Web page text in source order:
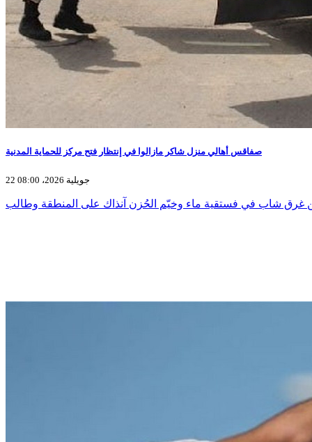
صفاقس أهالي منزل شاكر مازالوا في إنتظار فتح مركز للحماية المدنية
22 جويلية 2026، 08:00